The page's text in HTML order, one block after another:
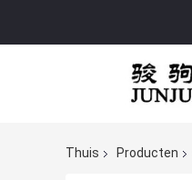
Thuis Producten